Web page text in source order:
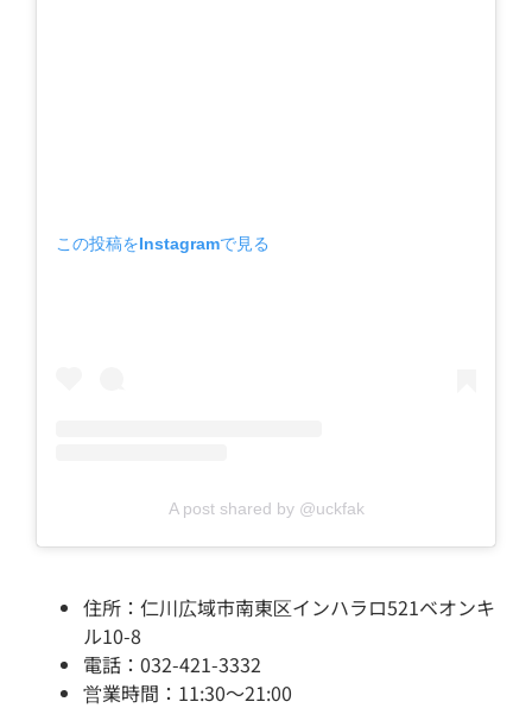
この投稿をInstagramで見る
A post shared by @uckfak
住所：仁川広域市南東区インハラロ521ベオンキ
ル10-8
電話：032-421-3332
営業時間：11:30～21:00